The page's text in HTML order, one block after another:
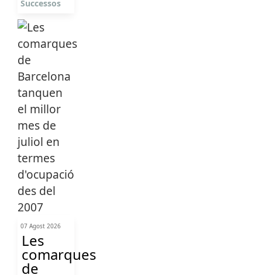
Successos
07 Agost 2026
Les
comarques
de